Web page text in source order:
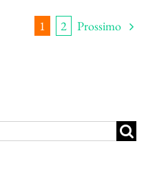
1 2 Prossimo